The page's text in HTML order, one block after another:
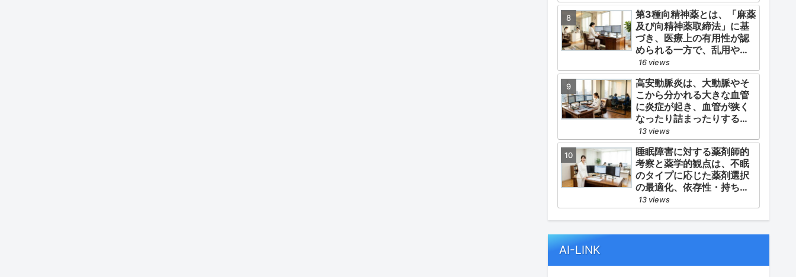
和」と「全身性動脈硬化に
よる脳心血管イベント（脳
梗塞・心筋梗塞）の二次予
防」の2軸を同時に管理する
ことにあります。
第3種向精神薬とは、「麻薬
及び向精神薬取締法」に基
づき、医療上の有用性が認
められる一方で、乱用や依
存の危険性から厳重な管
理・規制が必要とされる薬
物のうち、第1種・第2種よ
りも比較的リスクが低いと
判断されて指定されている
医薬品の分類です。
16 views
高安動脈炎は、大動脈やそ
こから分かれる大きな血管
に炎症が起き、血管が狭く
なったり詰まったりする指
定難病です。
13 views
睡眠障害に対する薬剤師的
考察と薬学的観点は、不眠
のタイプに応じた薬剤選択
の最適化、依存性・持ち越
し効果などの副作用モニタ
リング、そして生活習慣
（睡眠衛生）の改善支援に
あります。
13 views
AI-LINK